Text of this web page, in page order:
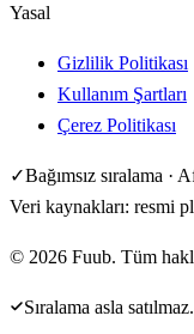
Yasal
Gizlilik Politikası
Kullanım Şartları
Çerez Politikası
✓Bağımsız sıralama ·
Veri kaynakları: resmi
© 2026 Fuub. Tüm
Sıralama asla